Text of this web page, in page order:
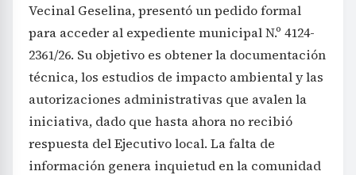
Vecinal Geselina, presentó un pedido formal
para acceder al expediente municipal N.º 4124-
2361/26. Su objetivo es obtener la documentación
técnica, los estudios de impacto ambiental y las
autorizaciones administrativas que avalen la
iniciativa, dado que hasta ahora no recibió
respuesta del Ejecutivo local. La falta de
información genera inquietud en la comunidad